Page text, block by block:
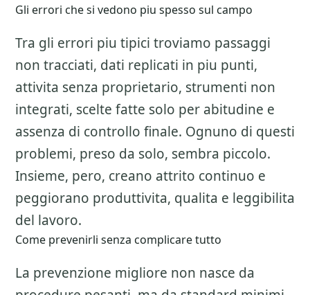
Gli errori che si vedono piu spesso sul campo
Tra gli errori piu tipici troviamo passaggi
non tracciati, dati replicati in piu punti,
attivita senza proprietario, strumenti non
integrati, scelte fatte solo per abitudine e
assenza di controllo finale. Ognuno di questi
problemi, preso da solo, sembra piccolo.
Insieme, pero, creano attrito continuo e
peggiorano produttivita, qualita e leggibilita
del lavoro.
Come prevenirli senza complicare tutto
La prevenzione migliore non nasce da